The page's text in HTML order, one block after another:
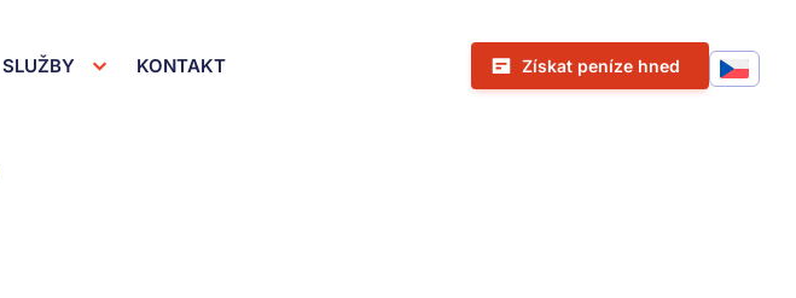
SLUŽBY KONTAKT
Call To Action Menu
Získat peníze hned